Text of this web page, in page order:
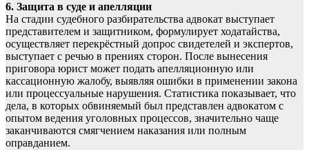
6. Защита в суде и апелляции
На стадии судебного разбирательства адвокат выступает
представителем и защитником, формулирует ходатайства,
осуществляет перекрёстный допрос свидетелей и экспертов,
выступает с речью в прениях сторон. После вынесения
приговора юрист может подать апелляционную или
кассационную жалобу, выявляя ошибки в применении закона
или процессуальные нарушения. Статистика показывает, что
дела, в которых обвиняемый был представлен адвокатом с
опытом ведения уголовных процессов, значительно чаще
заканчиваются смягчением наказания или полным
оправданием.